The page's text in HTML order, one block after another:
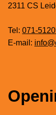
2311 CS
Tel: 071-
E-mail: